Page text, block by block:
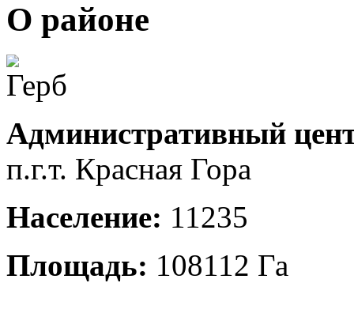
О районе
Административный
п.г.т. Красная Гора
Население: 11235
Площадь: 108112 Га